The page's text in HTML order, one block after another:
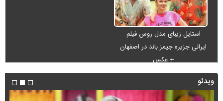
استایل زیبای مدل روس فیلم
ایرانی جزیره جیمز باند در اصفهان
+ عکس
ویدئو